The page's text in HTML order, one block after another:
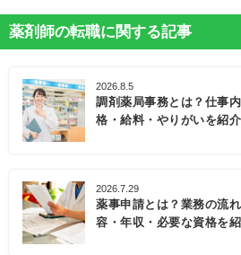
薬剤師の転職に関する記事
2026.8.5
調剤薬局事務とは？仕事
格・給料・やりがいを紹介
2026.7.29
薬事申請とは？業務の流
容・年収・必要な資格を